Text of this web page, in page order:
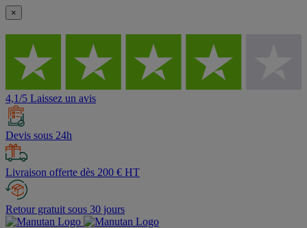
×
4,1/5 Laissez un avis
Devis sous 24h
Livraison offerte dès 200 € HT
Retour gratuit sous 30 jours